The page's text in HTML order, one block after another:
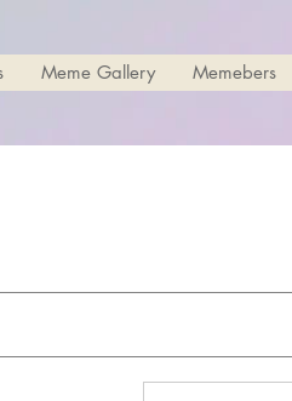
Meme Gallery Memebers